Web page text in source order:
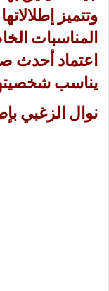
وتتميز
المناسبات
اعتماد أحدث
يناسب
نوال الزغبي